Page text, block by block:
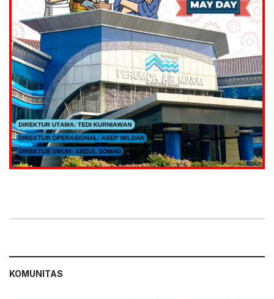
KOMUNITAS